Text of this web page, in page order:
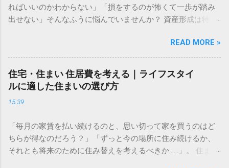
ればいいのかわからない」「損をするのが怖くて一歩が踏み
出せない」そんなふうに悩んでいませんか？ 資産形成は特別
組みを正しく理解し、自分に合ったペースで長く続けること
です。この記事では、資産形成をこれから始める方に向け
た、失敗しないための基礎知識と、無理なく続けるための考
え方をわかりやすく解説します。 資産運用はなぜ必要なのか
多くの人が「預金だけで十分ではないの？」と考えがちです
が、現代において資産運用は、豊かな生活を送るための「守
計画 資産形成の目的は、単に「お金を増やすこと」だけでは
ありません。真の目的は、ライフイベント（結婚、住宅購
入、教育、老後など）に必要な資金を確保し、人生の選択肢
READ MORE »
住宅・住まい 住居費を考える｜ライフスタイ
ルに適した住まいの選び方
15:39
「毎月の家賃を払い続けるのと、思い切って家を買うのはど
ちらが得なのだろう？」「ずっと今の場所に住み続けるか、
それとも将来のために住み替えを考えるべきか……」。 住まい